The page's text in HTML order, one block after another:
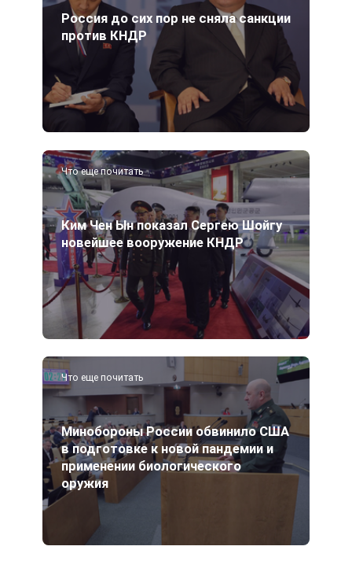
Россия до сих пор не сняла санкции
против КНДР
Что еще почитать
Ким Чен Ын показал Сергею Шойгу
новейшее вооружение КНДР
Что еще почитать
Минобороны России обвинило США
в подготовке к новой пандемии и
применении биологического
оружия